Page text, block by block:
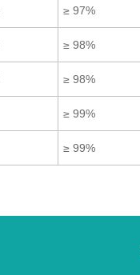
≥ 97%
≥ 98%
≥ 98%
≥ 99%
≥ 99%